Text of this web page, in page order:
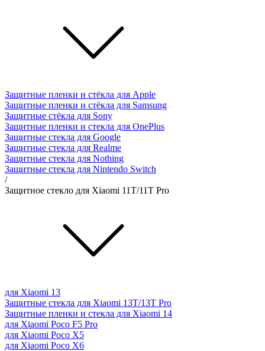
Защитные пленки и стёкла для Apple
Защитные пленки и стёкла для Samsung
Защитные стёкла для Sony
Защитные пленки и стекла для OnePlus
Защитные стекла для Google
Защитные стекла для Realme
Защитные стекла для Nothing
Защитные стекла для Nintendo Switch
/
Защитное стекло для Xiaomi 11T/11T Pro
для Xiaomi 13
Защитные стекла для Xiaomi 13T/13T Pro
Защитные пленки и стекла для Xiaomi 14
для Xiaomi Poco F5 Pro
для Xiaomi Poco X5
для Xiaomi Poco X6